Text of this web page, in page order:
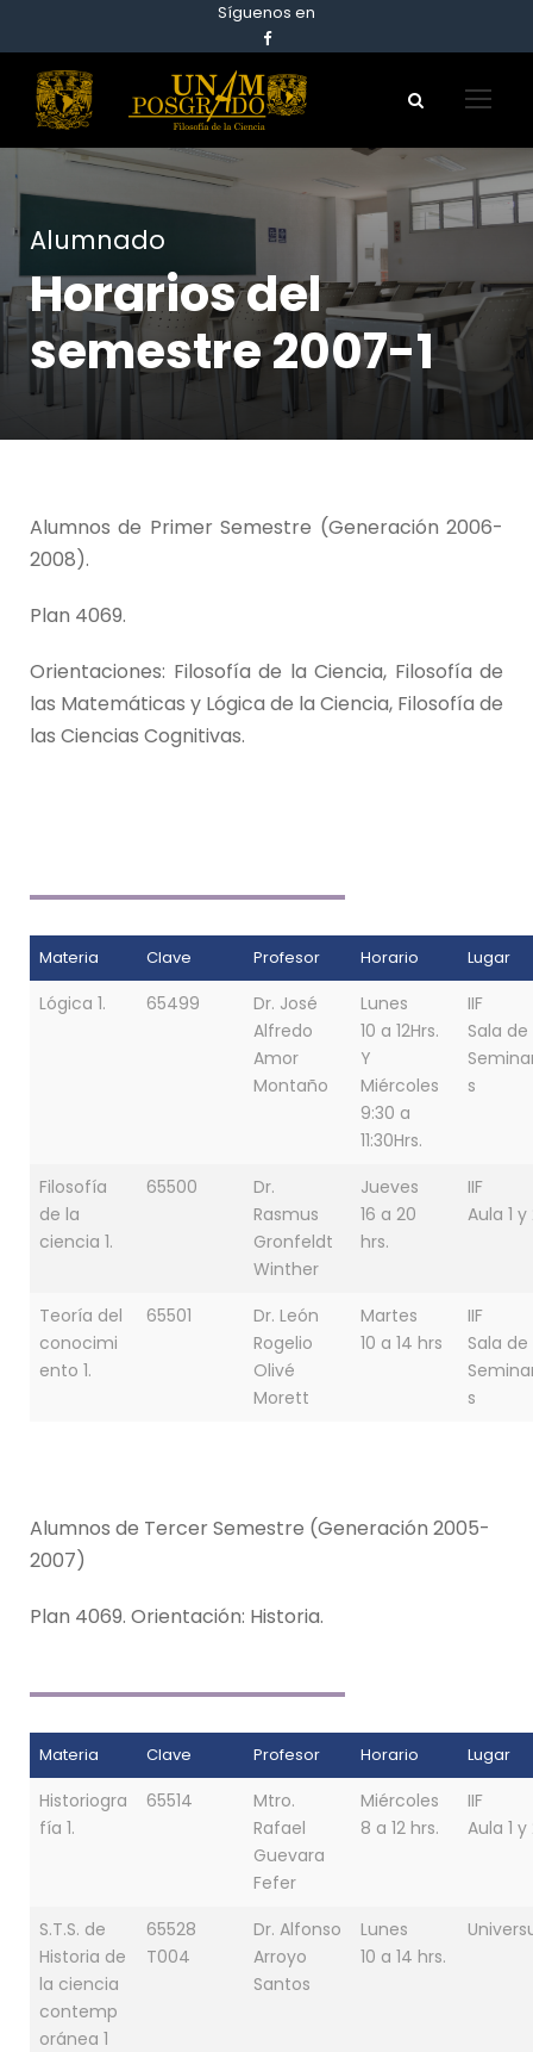
Síguenos en
Alumnado
Horarios del
semestre 2007-1
Alumnos de Primer Semestre (Generación 2006-
2008).
Plan 4069.
Orientaciones: Filosofía de la Ciencia, Filosofía de
las Matemáticas y Lógica de la Ciencia, Filosofía de
las Ciencias Cognitivas.
Materia Clave Profesor Horario Lugar
Lógica 1. 65499
Dr. José
Alfredo
Amor
Montaño
Lunes
10 a 12Hrs.
Y
Miércoles
9:30 a
11:30Hrs.
IIF
Sala de
s
Filosofía
de la
ciencia 1.
65500
Dr.
Rasmus
Gronfeldt
Winther
Jueves
16 a 20
hrs.
IIF
Aula 1 y
Teoría del
conocimi
ento 1.
65501
Dr. León
Rogelio
Olivé
Morett
Martes
10 a 14 hrs
IIF
Sala de
s
Alumnos de Tercer Semestre (Generación 2005-
2007)
Plan 4069. Orientación: Historia.
Materia Clave Profesor Horario Lugar
Historiogra
fía 1.
65514
Mtro.
Rafael
Guevara
Fefer
Miércoles
8 a 12 hrs.
IIF
Aula 1 y
S.T.S. de
Historia de
la ciencia
contemp
oránea 1
65528
T004
Dr. Alfonso
Arroyo
Santos
Lunes
10 a 14 hrs.